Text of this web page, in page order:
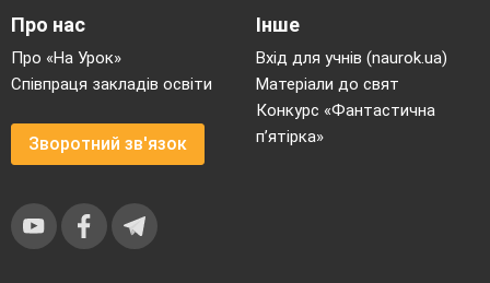
Про нас
Про «На Урок»
Співпраця закладів освіти
Зворотний зв'язок
Інше
Вхід для учнів (naurok.ua)
Матеріали до свят
Конкурс «Фантастична
п’ятірка»